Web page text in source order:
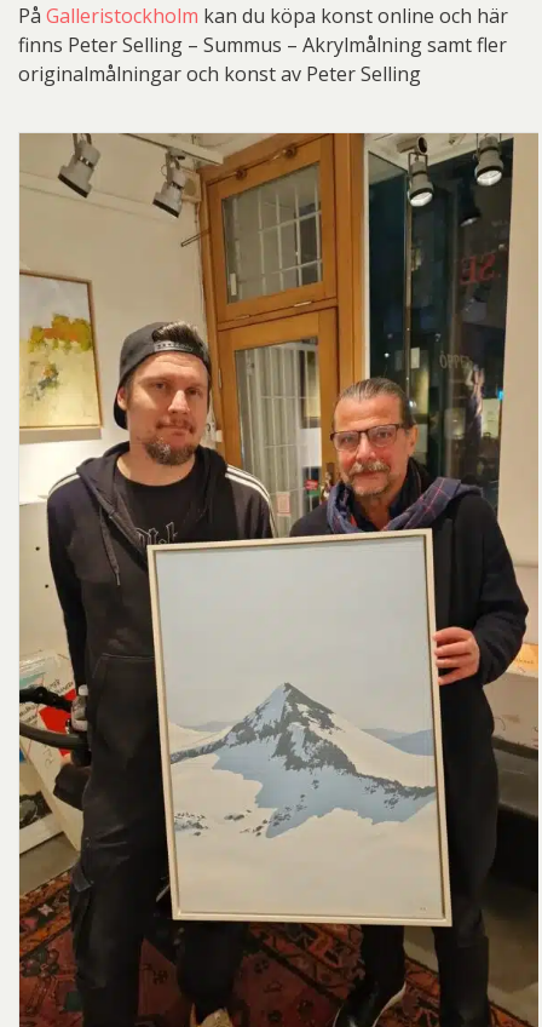
På Galleristockholm kan du köpa konst online och här
finns Peter Selling – Summus – Akrylmålning samt fler
originalmålningar och konst av Peter Selling